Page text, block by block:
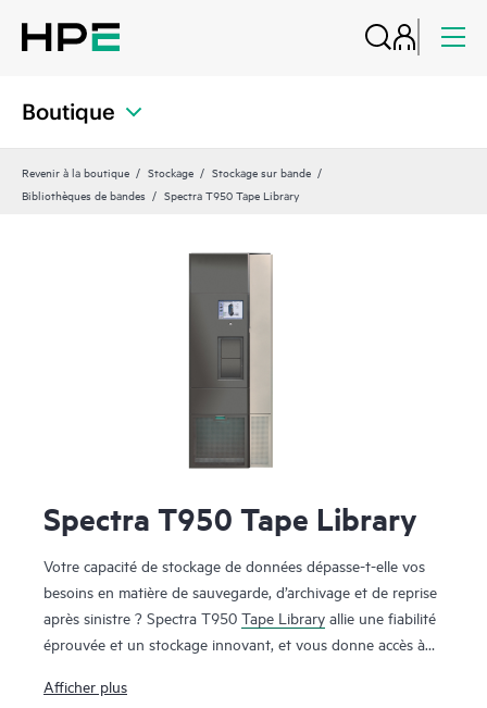
Boutique
Revenir à la boutique Stockage
Stockage sur bande
Bibliothèques de bandes
Spectra T950 Tape Library
Spectra T950 Tape Library
Votre capacité de stockage de données dépasse-t-elle vos
besoins en matière de sauvegarde, d’archivage et de reprise
après sinistre ? Spectra T950 Tape Library allie une fiabilité
éprouvée et un stockage innovant, et vous donne accès à
d’entreprise. La solution offre une gestion de bibliothèque
Afficher plus